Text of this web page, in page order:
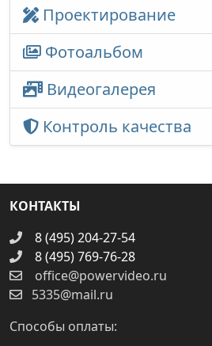
Проектирование
Фотоальбом
Видеогалерея
Контроль качества
КОНТАКТЫ
8 (495) 204-27-54
8 (495) 769-76-28
office@powervideo.ru
5335@mail.ru
Способы оплаты: